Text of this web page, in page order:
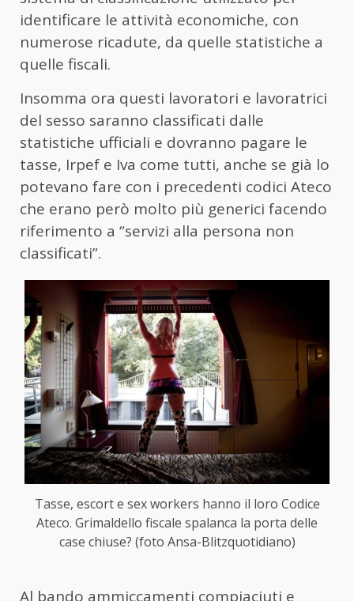
identificare le attività economiche, con
numerose ricadute, da quelle statistiche a
quelle fiscali.
Insomma ora questi lavoratori e lavoratrici
del sesso saranno classificati dalle
statistiche ufficiali e dovranno pagare le
tasse, Irpef e Iva come tutti, anche se già lo
potevano fare con i precedenti codici Ateco
che erano però molto più generici facendo
riferimento a “servizi alla persona non
classificati”.
Tasse, escort e sex workers hanno il loro Codice
Ateco. Grimaldello fiscale spalanca la porta delle
case chiuse? (foto Ansa-Blitzquotidiano)
Al bando ammiccamenti compiaciuti e